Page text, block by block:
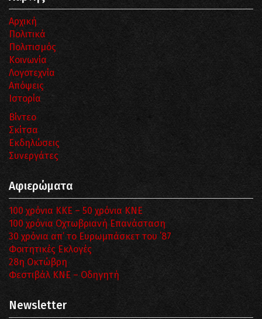
Αρχική
Πολιτικά
Πολιτισμός
Κοινωνία
Λογοτεχνία
Απόψεις
Ιστορία
Βίντεο
Σκίτσα
Εκδηλώσεις
Συνεργάτες
Αφιερώματα
100 χρόνια ΚΚΕ – 50 χρόνια ΚΝΕ
100 χρόνια Οχτωβριανή Επανάσταση
30 χρόνια απ’ το Ευρωμπάσκετ του ΄87
Φοιτητικές Εκλογές
28η Οκτώβρη
Φεστιβάλ ΚΝΕ – Οδηγητή
Newsletter